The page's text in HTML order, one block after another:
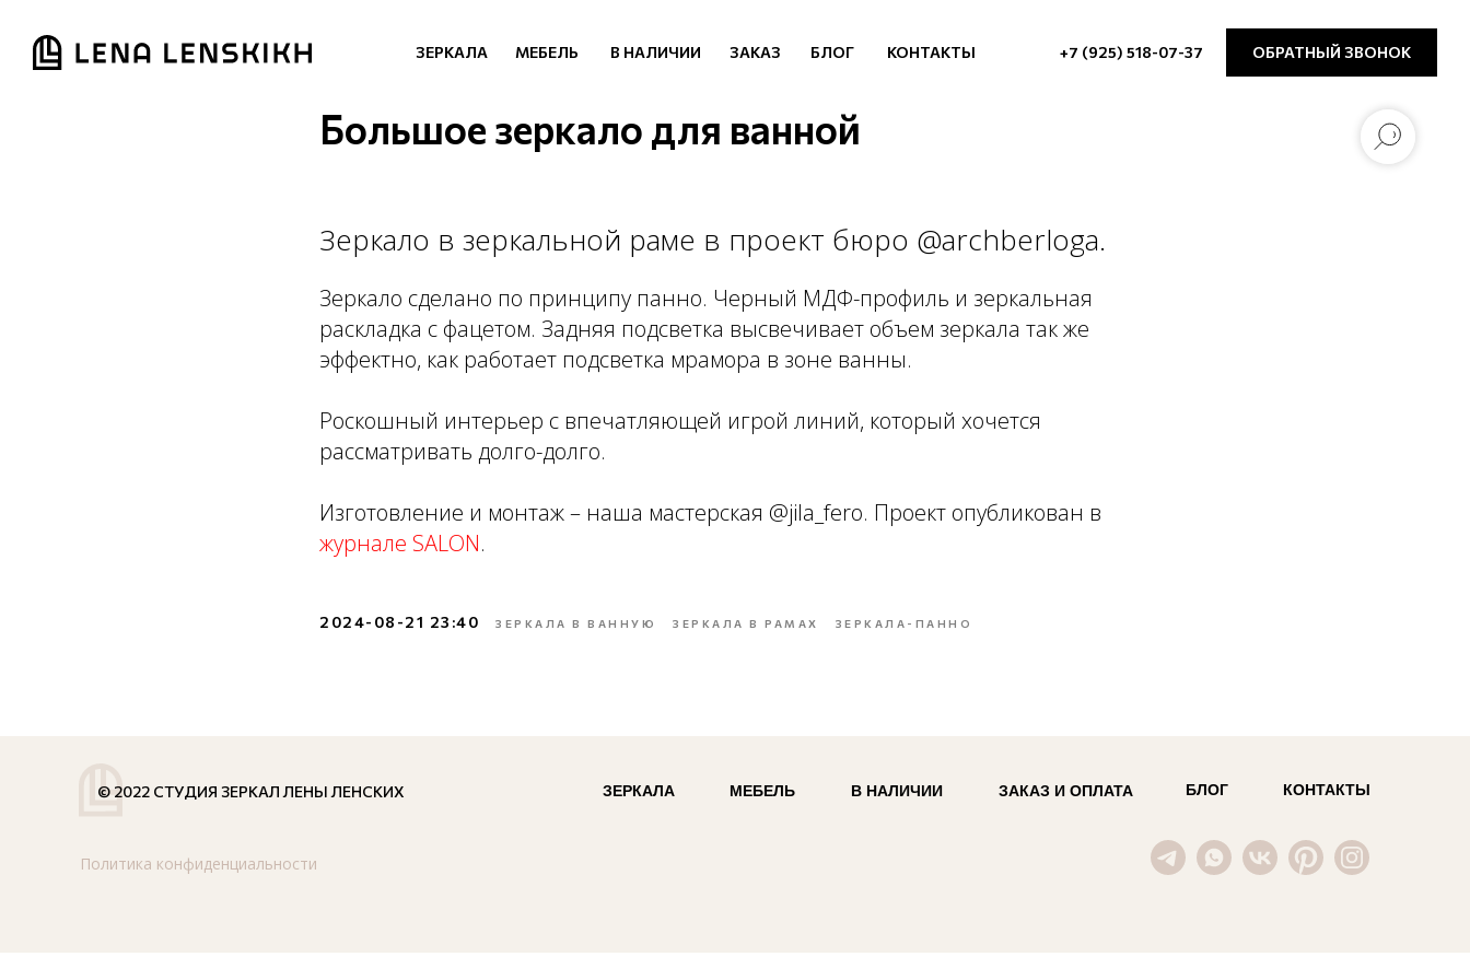
ОБРАТНЫЙ ЗВОНОК
+7 (925) 518-07-37
ЗЕРКАЛА МЕБЕЛЬ В НАЛИЧИИ БЛОГ КОНТАКТЫ
ЗАКАЗ
Большое зеркало для ванной
Зеркало в зеркальной раме в проект бюро @archberloga.
Зеркало сделано по принципу панно. Черный МДФ-профиль и зеркальная
раскладка с фацетом. Задняя подсветка высвечивает объем зеркала так же
эффектно, как работает подсветка мрамора в зоне ванны.
Роскошный интерьер с впечатляющей игрой линий, который хочется
рассматривать долго-долго.
Изготовление и монтаж – наша мастерская @jila_fero. Проект опубликован в
журнале SALON.
2024-08-21 23:40 ЗЕРКАЛА В ВАННУЮ ЗЕРКАЛА В РАМАХ ЗЕРКАЛА-ПАННО
© 2022 СТУДИЯ ЗЕРКАЛ ЛЕНЫ ЛЕНСКИХ
Политика конфиденциальности
ЗЕРКАЛА В НАЛИЧИИ
МЕБЕЛЬ БЛОГ КОНТАКТЫ
ЗАКАЗ И ОПЛАТА